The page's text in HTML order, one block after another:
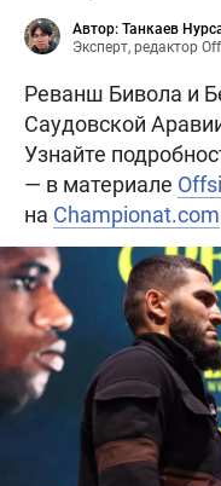
Автор: Танкаев
Эксперт, редактор
Реванш Бивола и
Саудовской
Узнайте
— в материале
на Championat.com